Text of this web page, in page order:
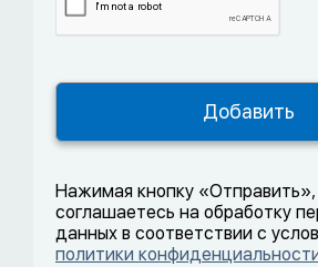
Нажимая кнопку
соглашаетесь на обработку
данных в соответствии с
политики